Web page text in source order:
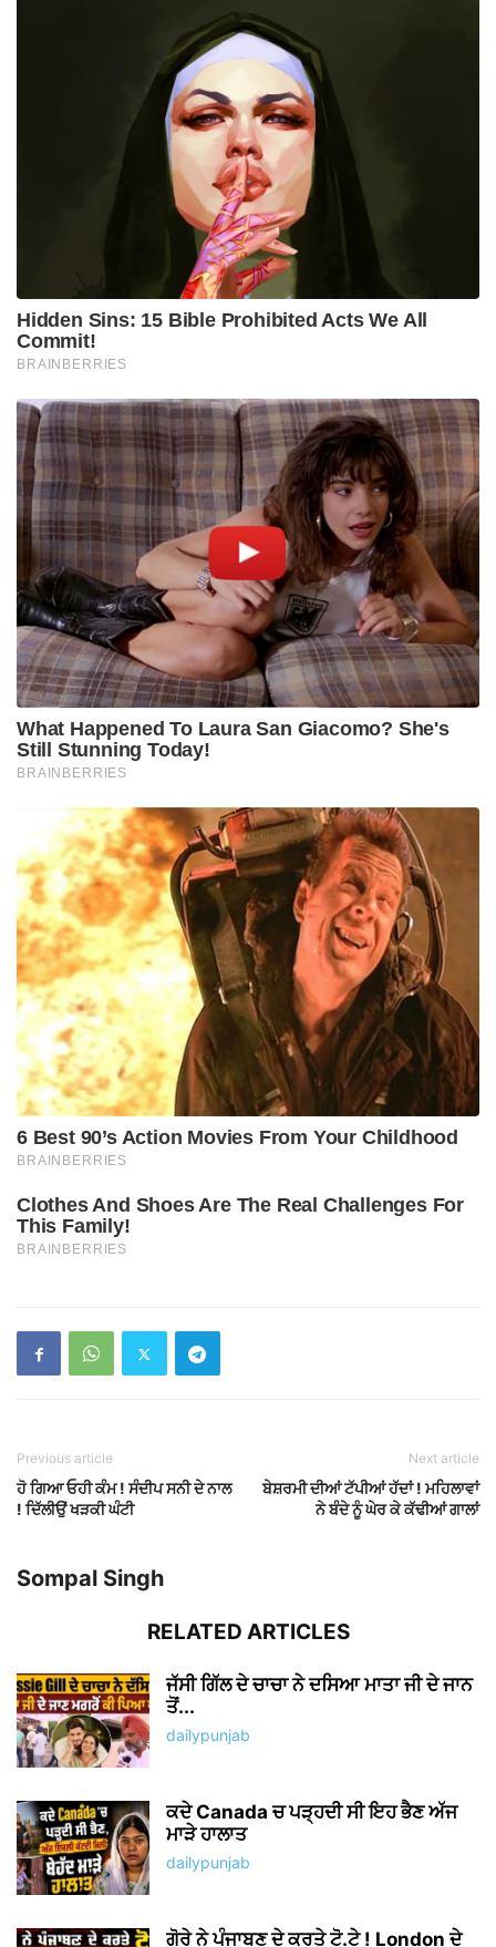
Previous article
ਹੋ ਗਿਆ ਓਹੀ ਕੰਮ ! ਸੰਦੀਪ ਸਨੀ ਦੇ ਨਾਲ
! ਦਿੱਲੀਉਂ ਖੜਕੀ ਘੰਟੀ
Next article
ਬੇਸ਼ਰਮੀ ਦੀਆਂ ਟੱਪੀਆਂ ਹੱਦਾਂ ! ਮਹਿਲਾਵਾਂ
ਨੇ ਬੰਦੇ ਨੂੰ ਘੇਰ ਕੇ ਕੱਢੀਆਂ ਗਾਲਾਂ
Sompal Singh
RELATED ARTICLES
ਜੱਸੀ ਗਿੱਲ ਦੇ ਚਾਚਾ ਨੇ ਦਸਿਆ ਮਾਤਾ ਜੀ ਦੇ ਜਾਨ
ਤੋਂ...
dailypunjab
ਕਦੇ Canada ਚ ਪੜ੍ਹਦੀ ਸੀ ਇਹ ਭੈਣ ਅੱਜ
ਮਾੜੇ ਹਾਲਾਤ
dailypunjab
ਗੋਰੇ ਨੇ ਪੰਜਾਬਣ ਦੇ ਕਰਤੇ ਟੋ.ਟੇ ! London ਦੇ